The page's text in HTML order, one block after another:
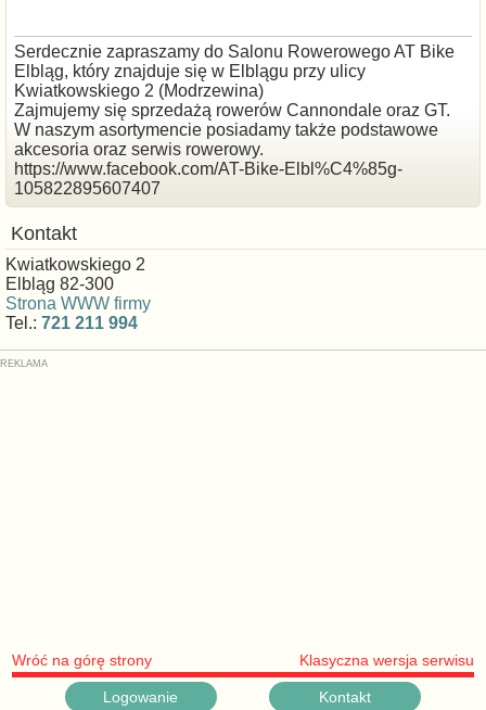
Serdecznie zapraszamy do Salonu Rowerowego AT Bike
Elbląg, który znajduje się w Elblągu przy ulicy
Kwiatkowskiego 2 (Modrzewina)
Zajmujemy się sprzedażą rowerów Cannondale oraz GT.
W naszym asortymencie posiadamy także podstawowe
akcesoria oraz serwis rowerowy.
https://www.facebook.com/AT-Bike-Elbl%C4%85g-
105822895607407
Kontakt
Kwiatkowskiego 2
Elbląg 82-300
Strona WWW firmy
Tel.: 721 211 994
Wróć na górę strony Klasyczna wersja serwisu
Logowanie Kontakt